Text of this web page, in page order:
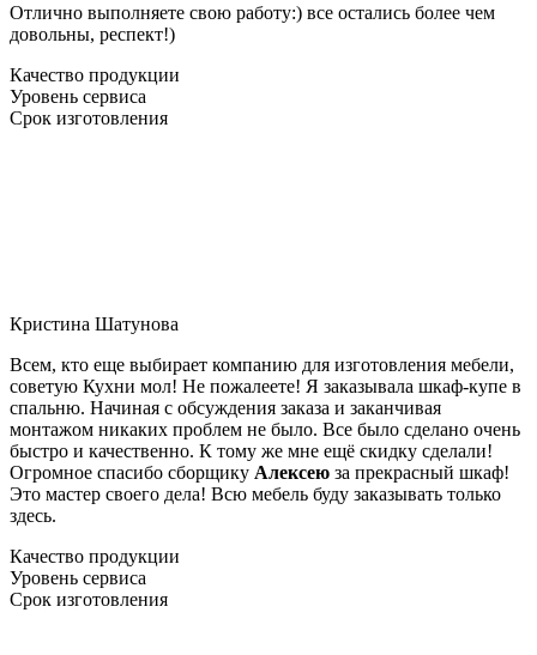
Отлично выполняете свою работу:) все остались более чем
довольны, респект!)
Качество продукции
Уровень сервиса
Срок изготовления
Кристина Шатунова
Всем, кто еще выбирает компанию для изготовления мебели,
советую Кухни мол! Не пожалеете! Я заказывала шкаф-купе в
спальню. Начиная с обсуждения заказа и заканчивая
монтажом никаких проблем не было. Все было сделано очень
быстро и качественно. К тому же мне ещё скидку сделали!
Огромное спасибо сборщику Алексею за прекрасный шкаф!
Это мастер своего дела! Всю мебель буду заказывать только
здесь.
Качество продукции
Уровень сервиса
Срок изготовления